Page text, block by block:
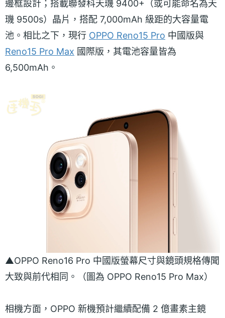
邊框設計；搭載聯發科天璣 9400+（或可能命名為天
璣 9500s）晶片，搭配 7,000mAh 級距的大容量電
池。相比之下，現行 OPPO Reno15 Pro 中國版與
Reno15 Pro Max 國際版，其電池容量皆為
6,500mAh。
▲OPPO Reno16 Pro 中國版螢幕尺寸與鏡頭規格傳聞
大致與前代相同。（圖為 OPPO Reno15 Pro Max）
相機方面，OPPO 新機預計繼續配備 2 億畫素主鏡